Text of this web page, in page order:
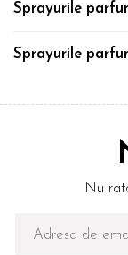
Sprayurile
Sprayurile
Nu